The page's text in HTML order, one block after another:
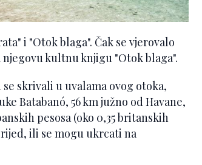
i "Otok blaga". Čak se vjerovalo
njegovu kultnu knjigu "Otok blaga".
skrivali u uvalama ovog otoka,
Batabanó, 56 km južno od Havane,
pesosa (oko 0,35 britanskih
ili se mogu ukrcati na